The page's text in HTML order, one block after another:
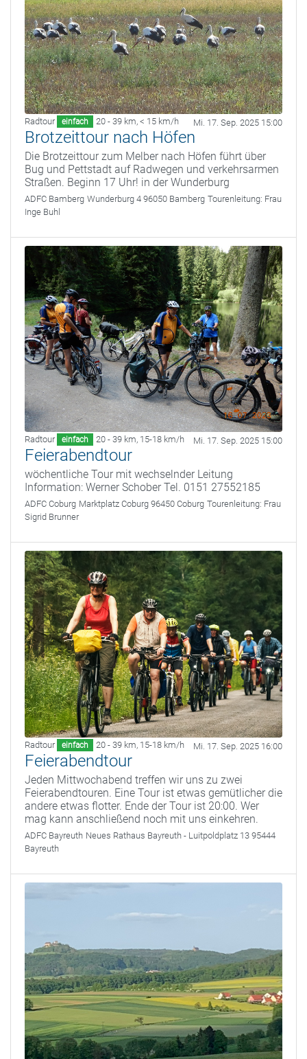
Radtour einfach 20 - 39 km, < 15 km/h Mi. 17. Sep. 2025 15:00
Brotzeittour nach Höfen
Die Brotzeittour zum Melber nach Höfen führt über
Bug und Pettstadt auf Radwegen und verkehrsarmen
Straßen. Beginn 17 Uhr! in der Wunderburg
ADFC Bamberg Wunderburg 4 96050 Bamberg Tourenleitung: Frau
Inge Buhl
Radtour einfach 20 - 39 km, 15-18 km/h Mi. 17. Sep. 2025 15:00
Feierabendtour
wöchentliche Tour mit wechselnder Leitung
Information: Werner Schober Tel. 0151 27552185
ADFC Coburg Marktplatz Coburg 96450 Coburg Tourenleitung: Frau
Sigrid Brunner
Radtour einfach 20 - 39 km, 15-18 km/h Mi. 17. Sep. 2025 16:00
Feierabendtour
Jeden Mittwochabend treffen wir uns zu zwei
Feierabendtouren. Eine Tour ist etwas gemütlicher die
andere etwas flotter. Ende der Tour ist 20:00. Wer
mag kann anschließend noch mit uns einkehren.
ADFC Bayreuth Neues Rathaus Bayreuth - Luitpoldplatz 13 95444
Bayreuth